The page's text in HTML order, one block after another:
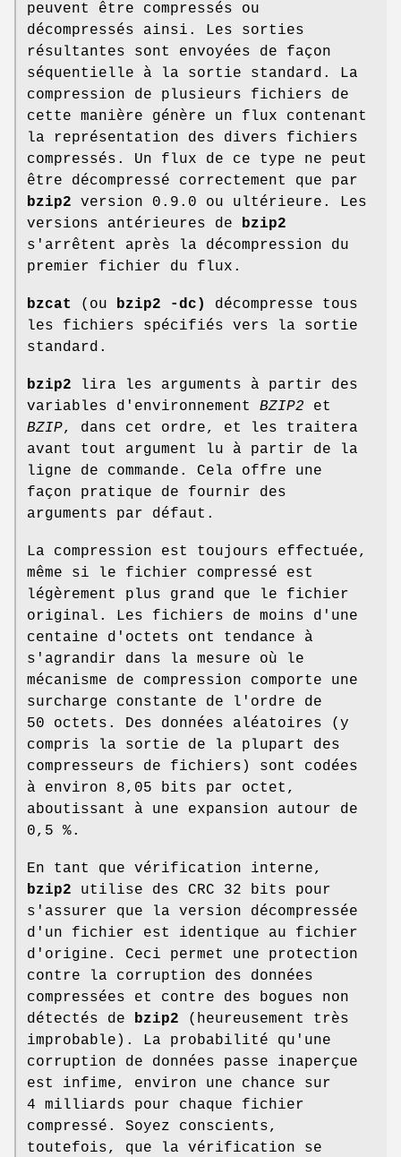
peuvent être compressés ou
décompressés ainsi. Les sorties
résultantes sont envoyées de façon
séquentielle à la sortie standard. La
compression de plusieurs fichiers de
cette manière génère un flux contenant
la représentation des divers fichiers
compressés. Un flux de ce type ne peut
être décompressé correctement que par
bzip2 version 0.9.0 ou ultérieure. Les
versions antérieures de
bzip2
s'arrêtent après la décompression du
premier fichier du flux.
bzcat (ou bzip2 -dc)
décompresse tous
les fichiers spécifiés vers la sortie
standard.
bzip2 lira les arguments à partir des
variables d'environnement BZIP2 et
BZIP, dans cet ordre, et les traitera
avant tout argument lu à partir de la
ligne de commande. Cela offre une
façon pratique de fournir des
arguments par défaut.
La compression est toujours effectuée,
même si le fichier compressé est
légèrement plus grand que le fichier
original. Les fichiers de moins d'une
centaine d'octets ont tendance à
s'agrandir dans la mesure où le
mécanisme de compression comporte une
surcharge constante de l'ordre de
50 octets. Des données aléatoires (y
compris la sortie de la plupart des
compresseurs de fichiers) sont codées
à environ 8,05 bits par octet,
aboutissant à une expansion autour de
0,5 %.
En tant que vérification interne,
bzip2 utilise des CRC 32 bits pour
s'assurer que la version décompressée
d'un fichier est identique au fichier
d'origine. Ceci permet une protection
contre la corruption des données
compressées et contre des bogues non
détectés de
bzip2 (heureusement très
improbable). La probabilité qu'une
corruption de données passe inaperçue
est infime, environ une chance sur
4 milliards pour chaque fichier
compressé. Soyez conscients,
toutefois, que la vérification se